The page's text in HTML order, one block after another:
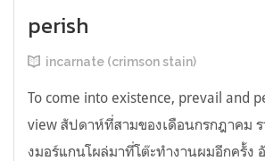
perish
incarnate (crimson stain)
To come into existence, prevail and
view สัปดาห์ที่สามของเดือนกรกฎาคม
งมอร์แกนโผล่มาที่โต๊ะทำงานผมอีกครั้ง